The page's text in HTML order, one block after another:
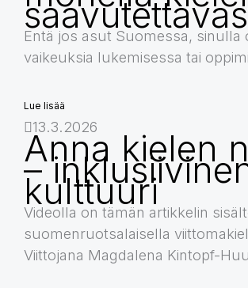
Entä jos asut Suomessa, sinulla
vaikeuksia lukemisessa tai
Lue lisää
13.3.2026
Anna kielen
–
kulttuuri
Videolla on tämän artikkelin
suomenruotsalaisella
Viittojana Magdalena Kintopf-